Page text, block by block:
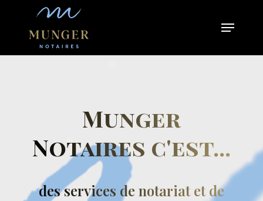
Menu
Munger
Notaires c'est...
des services de notariat et de
Menu